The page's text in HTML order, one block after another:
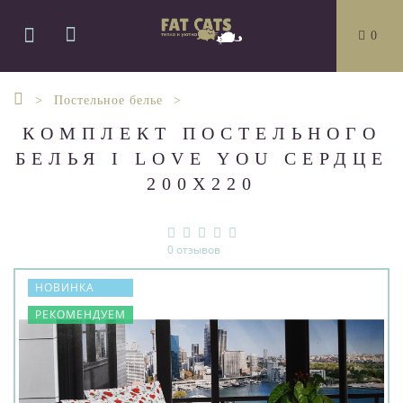
0
Постельное белье
КОМПЛЕКТ ПОСТЕЛЬНОГО
БЕЛЬЯ I LOVE YOU СЕРДЦЕ
200Х220
0 отзывов
НОВИНКА
РЕКОМЕНДУЕМ